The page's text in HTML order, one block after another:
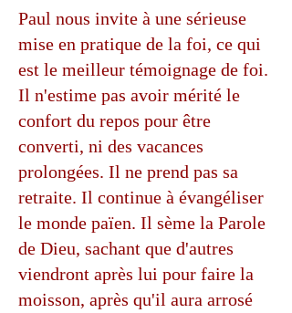
Paul nous invite à une sérieuse
mise en pratique de la foi, ce qui
est le meilleur témoignage de foi.
Il n'estime pas avoir mérité le
confort du repos pour être
converti, ni des vacances
prolongées. Il ne prend pas sa
retraite. Il continue à évangéliser
le monde païen. Il sème la Parole
de Dieu, sachant que d'autres
viendront après lui pour faire la
moisson, après qu'il aura arrosé